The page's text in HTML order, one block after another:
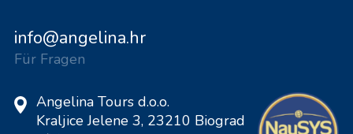
info@angelina.hr
Für Fragen
Angelina Tours d.o.o.
Kraljice Jelene 3, 23210 Biograd